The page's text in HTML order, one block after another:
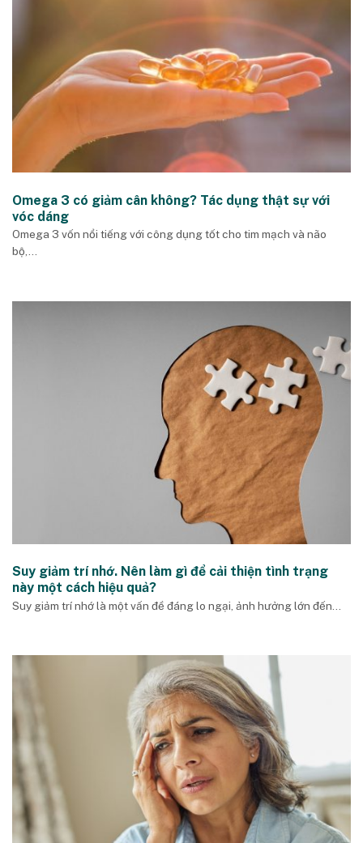
Omega 3 có giảm cân không? Tác dụng thật sự với
vóc dáng
Omega 3 vốn nổi tiếng với công dụng tốt cho tim mạch và não
bộ,...
Suy giảm trí nhớ. Nên làm gì để cải thiện tình trạng
này một cách hiệu quả?
Suy giảm trí nhớ là một vấn đề đáng lo ngại, ảnh hưởng lớn đến...